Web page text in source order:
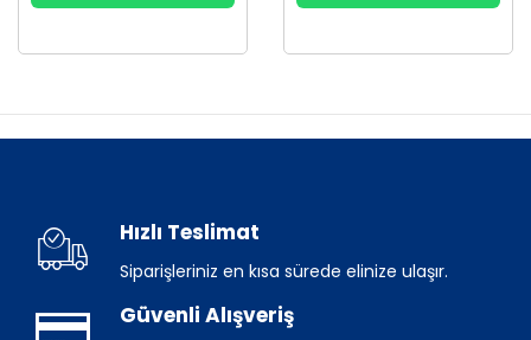
Hızlı Teslimat
Siparişleriniz en kısa sürede elinize ulaşır.
Güvenli Alışveriş